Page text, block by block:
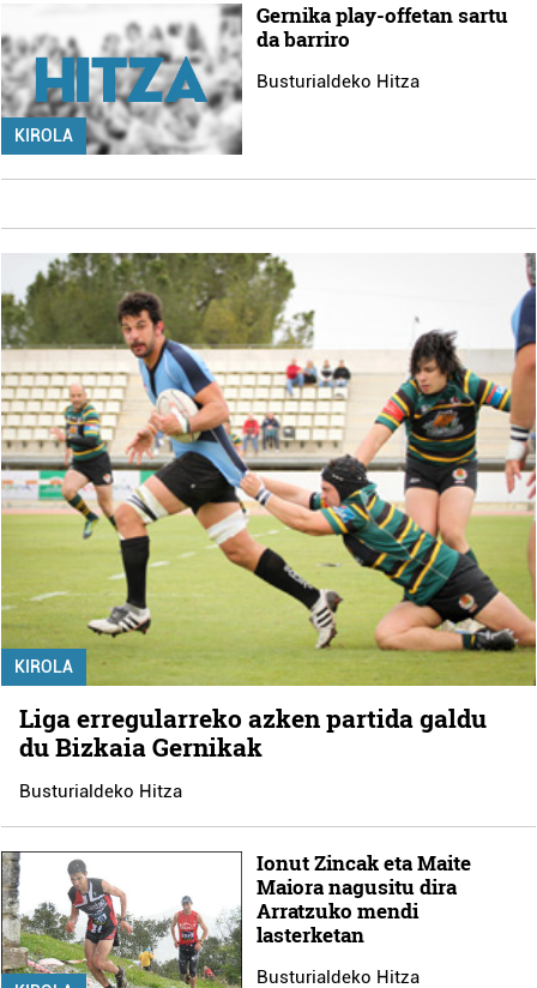
KIROLA
Gernika play-offetan sartu
da barriro
Busturialdeko Hitza
KIROLA
Liga erregularreko azken partida galdu
du Bizkaia Gernikak
Busturialdeko Hitza
Ionut Zincak eta Maite
Maiora nagusitu dira
Arratzuko mendi
lasterketan
Busturialdeko Hitza